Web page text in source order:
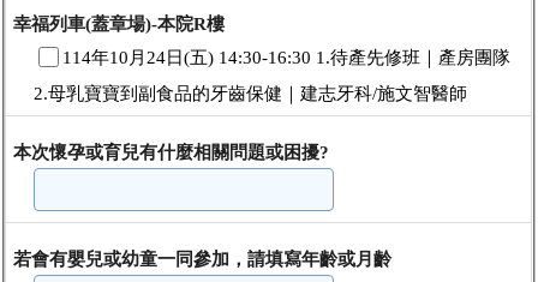
幸福列車(蓋章場)-本院R樓
114年10月24日(五) 14:30-16:30 1.待產先修班｜產房團隊
2.母乳寶寶到副食品的牙齒保健｜建志牙科/施文智醫師
本次懷孕或育兒有什麼相關問題或困擾?
若會有嬰兒或幼童一同參加，請填寫年齡或月齡